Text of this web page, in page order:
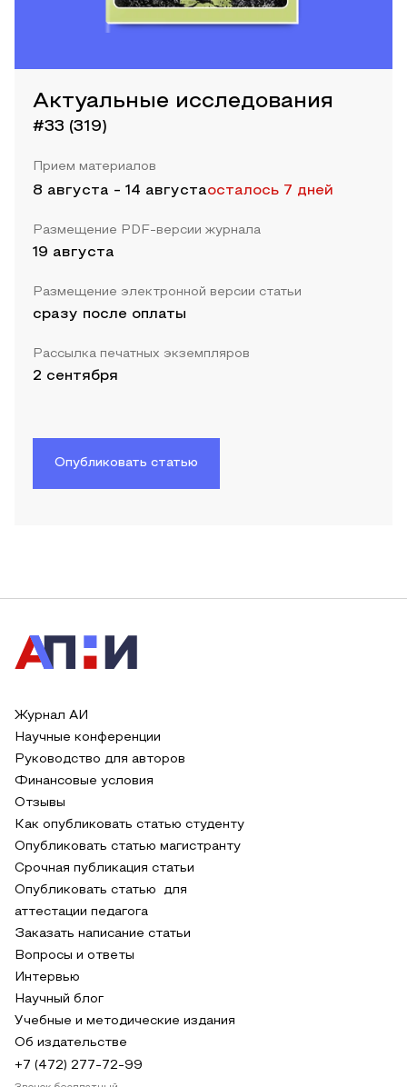
Актуальные исследования
#33 (319)
Прием материалов
8 августа - 14 августаосталось 7 дней
Размещение PDF-версии журнала
19 августа
Размещение электронной версии статьи
сразу после оплаты
Рассылка печатных экземпляров
2 сентября
Опубликовать статью
Журнал АИ
Научные конференции
Руководство для авторов
Финансовые условия
Отзывы
Как опубликовать статью студенту
Опубликовать статью магистранту
Срочная публикация статьи
Опубликовать статью для
аттестации педагога
Заказать написание статьи
Вопросы и ответы
Интервью
Научный блог
Учебные и методические издания
Об издательстве
+7 (472) 277-72-99